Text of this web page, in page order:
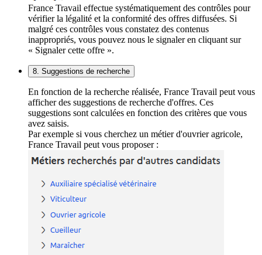
France Travail effectue systématiquement des contrôles pour
vérifier la légalité et la conformité des offres diffusées. Si
malgré ces contrôles vous constatez des contenus
inappropriés, vous pouvez nous le signaler en cliquant sur
« Signaler cette offre ».
8. Suggestions de recherche
En fonction de la recherche réalisée, France Travail peut vous
afficher des suggestions de recherche d'offres. Ces
suggestions sont calculées en fonction des critères que vous
avez saisis.
Par exemple si vous cherchez un métier d'ouvrier agricole,
France Travail peut vous proposer :